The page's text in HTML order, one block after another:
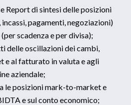
Report di sintesi delle posizioni
pagamenti, negoziazioni)
scadenza e per divisa);
delle oscillazioni dei cambi,
e al fatturato in valuta e agli
aziendale;
le posizioni mark-to-market e
e sul conto economico;